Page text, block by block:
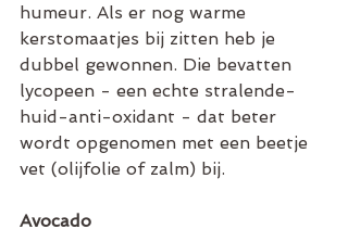
humeur. Als er nog warme
kerstomaatjes bij zitten heb je
dubbel gewonnen. Die bevatten
lycopeen - een echte stralende-
huid-anti-oxidant - dat beter
wordt opgenomen met een beetje
vet (olijfolie of zalm) bij.
Avocado